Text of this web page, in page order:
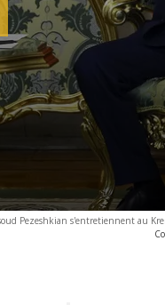
Pezeshkian s'entretiennent au